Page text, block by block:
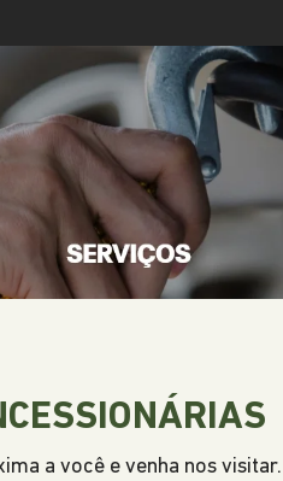
a você e venha nos visitar.